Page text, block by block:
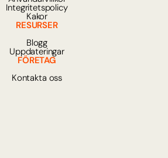
Integritetspolicy
Kakor
RESURSER
Blogg
Uppdateringar
FÖRETAG
Kontakta oss